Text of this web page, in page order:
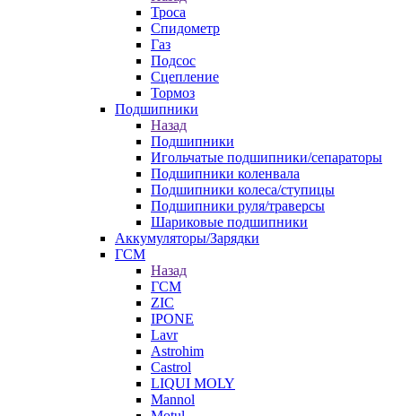
Троса
Спидометр
Газ
Подсос
Сцепление
Тормоз
Подшипники
Назад
Подшипники
Игольчатые подшипники/сепараторы
Подшипники коленвала
Подшипники колеса/ступицы
Подшипники руля/траверсы
Шариковые подшипники
Аккумуляторы/Зарядки
ГСМ
Назад
ГСМ
ZIC
IPONE
Lavr
Astrohim
Castrol
LIQUI MOLY
Mannol